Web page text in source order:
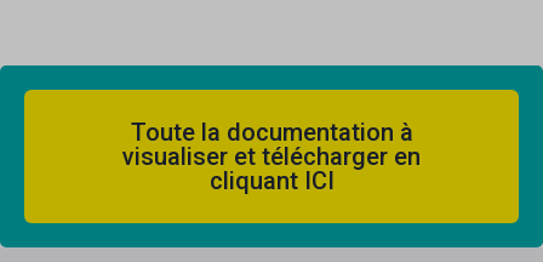
Toute la documentation à
visualiser et télécharger en
cliquant ICI